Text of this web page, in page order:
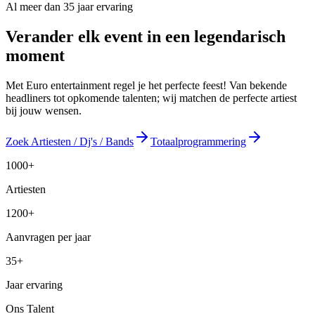
Al meer dan 35 jaar ervaring
Verander elk event in een legendarisch
moment
Met Euro entertainment regel je het perfecte feest! Van bekende
headliners tot opkomende talenten; wij matchen de perfecte artiest
bij jouw wensen.
Zoek Artiesten / Dj's / Bands
Totaalprogrammering
1000+
Artiesten
1200+
Aanvragen per jaar
35+
Jaar ervaring
Ons Talent